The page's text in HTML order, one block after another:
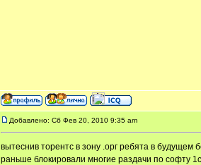
Добавлено: Сб Фев 20, 2010 9:35 am
вытеснив торентс в зону .орг ребята в будущем
раньше блокировали многие раздачи по софту